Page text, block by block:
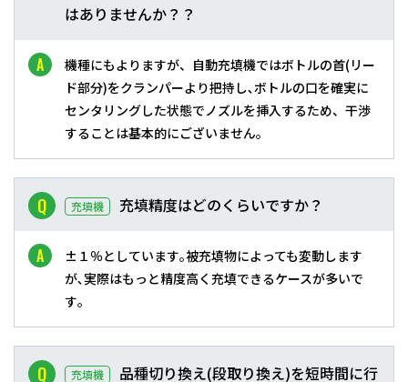
はありませんか？？
機種にもよりますが、自動充填機ではボトルの首(リー
ド部分)をクランパーより把持し､ボトルの口を確実に
センタリングした状態でノズルを挿入するため、干渉
することは基本的にございません｡
充填機 充填精度はどのくらいですか？
±１％としています｡被充填物によっても変動します
が､実際はもっと精度高く充填できるケースが多いで
す｡
充填機
品種切り換え(段取り換え)を短時間に行